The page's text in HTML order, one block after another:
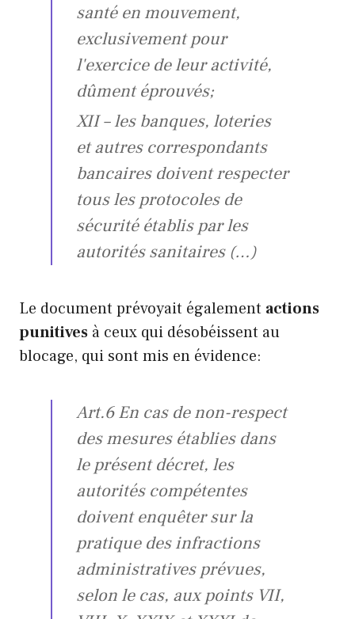
santé en mouvement,
exclusivement pour
l'exercice de leur activité,
dûment éprouvés;
XII – les banques, loteries
et autres correspondants
bancaires doivent respecter
tous les protocoles de
sécurité établis par les
autorités sanitaires (…)
Le document prévoyait également actions
punitives à ceux qui désobéissent au
blocage, qui sont mis en évidence:
Art.6 En cas de non-respect
des mesures établies dans
le présent décret, les
autorités compétentes
doivent enquêter sur la
pratique des infractions
administratives prévues,
selon le cas, aux points VII,